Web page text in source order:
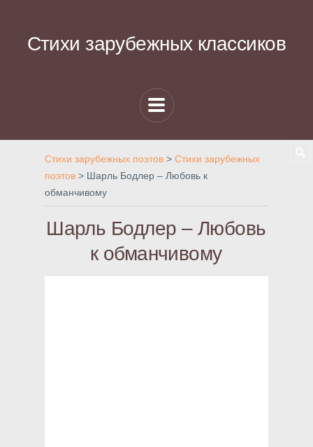
Стихи зарубежных классиков
Стихи зарубежных поэтов > Стихи зарубежных
поэтов > Шарль Бодлер – Любовь к
обманчивому
Шарль Бодлер – Любовь
к обманчивому